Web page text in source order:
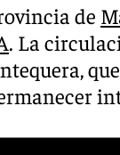
de
. La